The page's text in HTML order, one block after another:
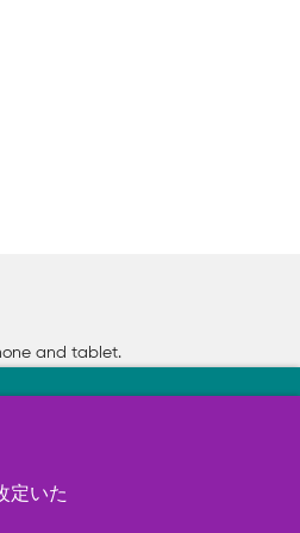
and tablet.
用状
ありま
定いた